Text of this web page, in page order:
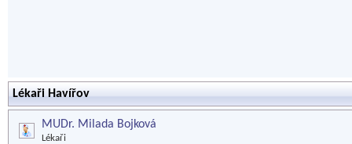
Lékaři Havířov
MUDr. Milada Bojková
Lékaři